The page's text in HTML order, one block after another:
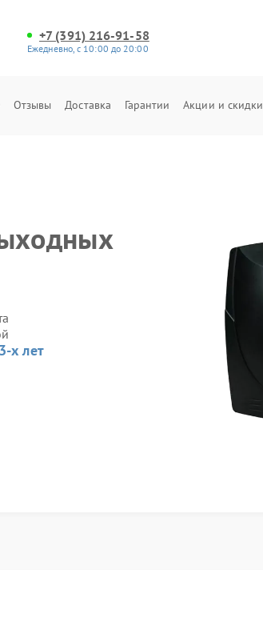
+7 (391) 216-91-58
Ежедневно, с 10:00 до 20:00
Отзывы Доставка Гарантии Акции и скидки
х лет